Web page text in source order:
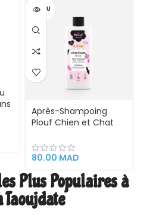
inoxydable. Peigne
outil professionnel de
toilettag
VENDU
Après-Shampoing
Plouf Chien et Chat
80.00 MAD
Plus Populaires à